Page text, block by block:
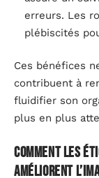
erreurs. Les
plébiscités
Ces bénéfices
contribuent à
fluidifier son
plus en plus
Comment les
améliorent